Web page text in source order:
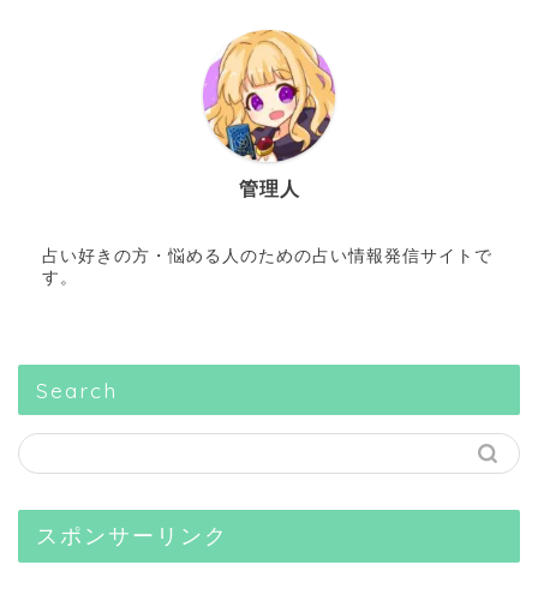
管理人
占い好きの方・悩める人のための占い情報発信サイトで
す。
Search
スポンサーリンク